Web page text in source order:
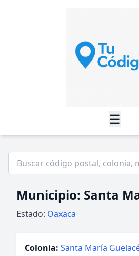
☰
Municipio: Santa
Estado: Oaxaca
Colonia: Santa María